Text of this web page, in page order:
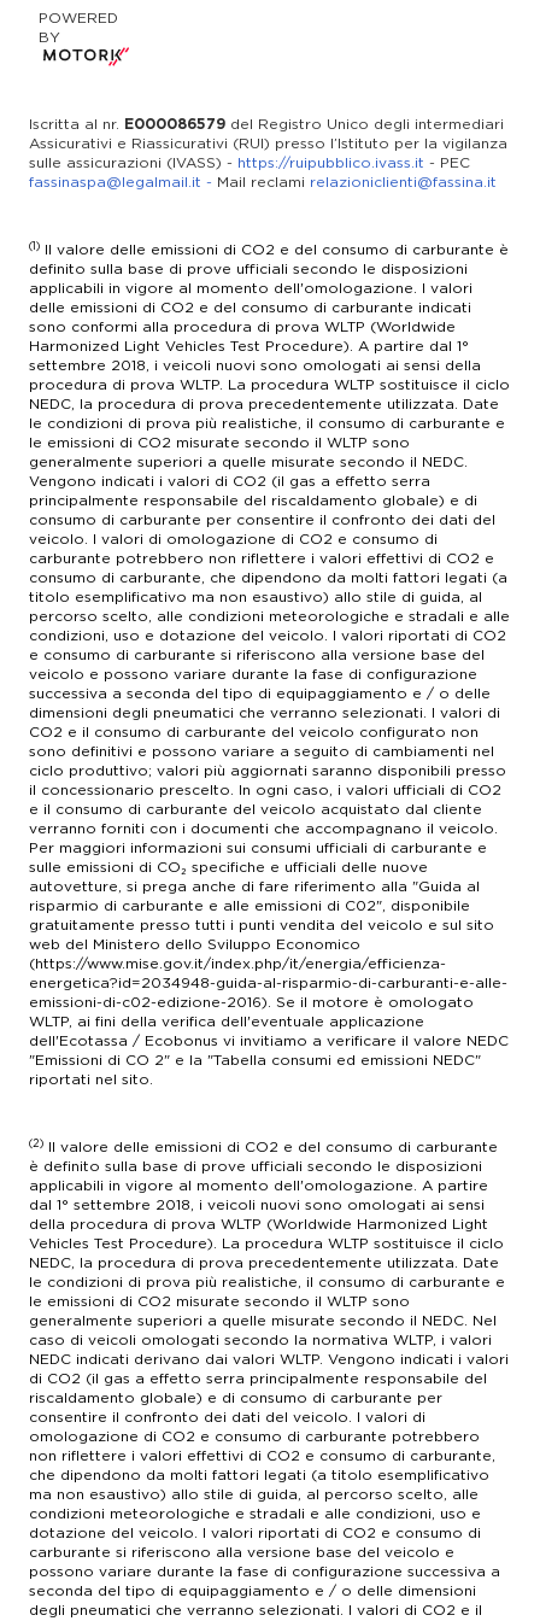
Lun-Ven 08.30 - 12.00 / 14.00 - 17.30
Lun-Ven 8.30 - 12.30 / 14.00 - 18:00
SERVICE
info@bentley-padova.it
Lun-Ven 08.30 - 12.30 / 14.00 - 18.00
Lun-Sab: 09.00 - 12.30 / 14.30-19.00
assistenza@sveziacar.it
Lun-Ven: 08.00 - 12.30 / 14.00 - 17.30
POWERED
BY
Iscritta al nr. E000086579 del Registro Unico degli intermediari
Assicurativi e Riassicurativi (RUI) presso l’Istituto per la vigilanza
sulle assicurazioni (IVASS) - https://ruipubblico.ivass.it - PEC
fassinaspa@legalmail.it - Mail reclami relazioniclienti@fassina.it
(1) Il valore delle emissioni di CO2 e del consumo di carburante è
definito sulla base di prove ufficiali secondo le disposizioni
applicabili in vigore al momento dell'omologazione. I valori
delle emissioni di CO2 e del consumo di carburante indicati
sono conformi alla procedura di prova WLTP (Worldwide
Harmonized Light Vehicles Test Procedure). A partire dal 1°
settembre 2018, i veicoli nuovi sono omologati ai sensi della
procedura di prova WLTP. La procedura WLTP sostituisce il ciclo
NEDC, la procedura di prova precedentemente utilizzata. Date
le condizioni di prova più realistiche, il consumo di carburante e
le emissioni di CO2 misurate secondo il WLTP sono
generalmente superiori a quelle misurate secondo il NEDC.
Vengono indicati i valori di CO2 (il gas a effetto serra
principalmente responsabile del riscaldamento globale) e di
consumo di carburante per consentire il confronto dei dati del
veicolo. I valori di omologazione di CO2 e consumo di
carburante potrebbero non riflettere i valori effettivi di CO2 e
consumo di carburante, che dipendono da molti fattori legati (a
titolo esemplificativo ma non esaustivo) allo stile di guida, al
percorso scelto, alle condizioni meteorologiche e stradali e alle
condizioni, uso e dotazione del veicolo. I valori riportati di CO2
e consumo di carburante si riferiscono alla versione base del
veicolo e possono variare durante la fase di configurazione
successiva a seconda del tipo di equipaggiamento e / o delle
dimensioni degli pneumatici che verranno selezionati. I valori di
CO2 e il consumo di carburante del veicolo configurato non
sono definitivi e possono variare a seguito di cambiamenti nel
ciclo produttivo; valori più aggiornati saranno disponibili presso
il concessionario prescelto. In ogni caso, i valori ufficiali di CO2
e il consumo di carburante del veicolo acquistato dal cliente
verranno forniti con i documenti che accompagnano il veicolo.
Per maggiori informazioni sui consumi ufficiali di carburante e
sulle emissioni di CO₂ specifiche e ufficiali delle nuove
autovetture, si prega anche di fare riferimento alla "Guida al
risparmio di carburante e alle emissioni di C02", disponibile
gratuitamente presso tutti i punti vendita del veicolo e sul sito
web del Ministero dello Sviluppo Economico
(https://www.mise.gov.it/index.php/it/energia/efficienza-
energetica?id=2034948-guida-al-risparmio-di-carburanti-e-alle-
emissioni-di-c02-edizione-2016). Se il motore è omologato
WLTP, ai fini della verifica dell'eventuale applicazione
dell'Ecotassa / Ecobonus vi invitiamo a verificare il valore NEDC
"Emissioni di CO 2" e la "Tabella consumi ed emissioni NEDC"
riportati nel sito.
(2) Il valore delle emissioni di CO2 e del consumo di carburante
è definito sulla base di prove ufficiali secondo le disposizioni
applicabili in vigore al momento dell'omologazione. A partire
dal 1° settembre 2018, i veicoli nuovi sono omologati ai sensi
della procedura di prova WLTP (Worldwide Harmonized Light
Vehicles Test Procedure). La procedura WLTP sostituisce il ciclo
NEDC, la procedura di prova precedentemente utilizzata. Date
le condizioni di prova più realistiche, il consumo di carburante e
le emissioni di CO2 misurate secondo il WLTP sono
generalmente superiori a quelle misurate secondo il NEDC. Nel
caso di veicoli omologati secondo la normativa WLTP, i valori
NEDC indicati derivano dai valori WLTP. Vengono indicati i valori
di CO2 (il gas a effetto serra principalmente responsabile del
riscaldamento globale) e di consumo di carburante per
consentire il confronto dei dati del veicolo. I valori di
omologazione di CO2 e consumo di carburante potrebbero
non riflettere i valori effettivi di CO2 e consumo di carburante,
che dipendono da molti fattori legati (a titolo esemplificativo
ma non esaustivo) allo stile di guida, al percorso scelto, alle
condizioni meteorologiche e stradali e alle condizioni, uso e
dotazione del veicolo. I valori riportati di CO2 e consumo di
carburante si riferiscono alla versione base del veicolo e
possono variare durante la fase di configurazione successiva a
seconda del tipo di equipaggiamento e / o delle dimensioni
degli pneumatici che verranno selezionati. I valori di CO2 e il